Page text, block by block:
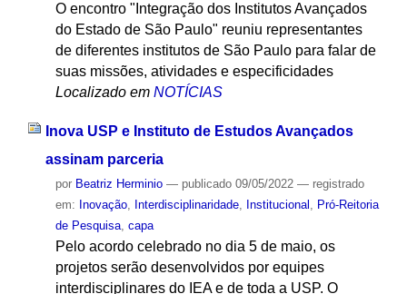
O encontro "Integração dos Institutos Avançados
do Estado de São Paulo" reuniu representantes
de diferentes institutos de São Paulo para falar de
suas missões, atividades e especificidades
Localizado em NOTÍCIAS
Inova USP e Instituto de Estudos Avançados
assinam parceria
por Beatriz Herminio — publicado09/05/2022 — registrado
em: Inovação, Interdisciplinaridade, Institucional , Pró-Reitoria
de Pesquisa, capa
Pelo acordo celebrado no dia 5 de maio, os
projetos serão desenvolvidos por equipes
interdisciplinares do IEA e de toda a USP. O